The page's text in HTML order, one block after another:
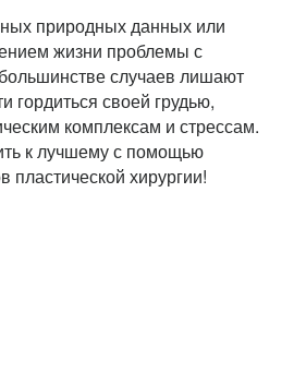
природных данных или
жизни проблемы с
случаев лишают
гордиться своей грудью,
комплексам и стрессам.
к лучшему с помощью
хирургии!